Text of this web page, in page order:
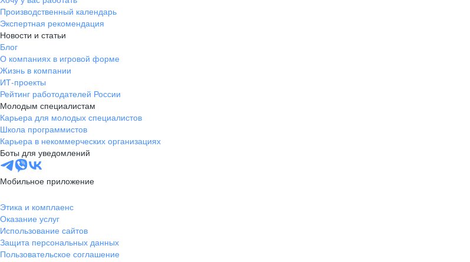
Производственный календарь
Экспертная рекомендация
Новости и статьи
Блог
О компаниях в игровой форме
Жизнь в компании
ИТ-проекты
Рейтинг работодателей России
Молодым специалистам
Карьера для молодых специалистов
Школа программистов
Карьера в некоммерческих организациях
Боты для уведомлений
Мобильное приложение
Этика и комплаенс
Оказание услуг
Использование сайтов
Защита персональных данных
Пользовательское соглашение